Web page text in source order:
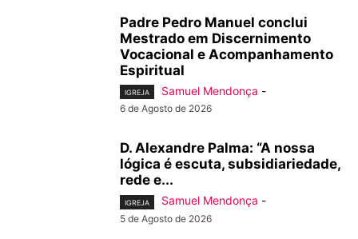
Padre Pedro Manuel conclui
Mestrado em Discernimento
Vocacional e Acompanhamento
Espiritual
IGREJA Samuel Mendonça -
6 de Agosto de 2026
D. Alexandre Palma: “A nossa
lógica é escuta, subsidiariedade,
rede e...
IGREJA Samuel Mendonça -
5 de Agosto de 2026